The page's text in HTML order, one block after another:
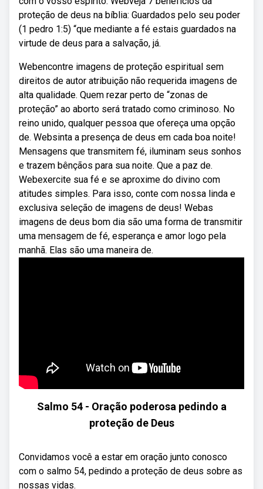
proteção de deus na bíblia: Guardados pelo seu poder
(1 pedro 1:5) “que mediante a fé estais guardados na
virtude de deus para a salvação, já.
Webencontre imagens de proteção espiritual sem
direitos de autor atribuição não requerida imagens de
alta qualidade. Quem rezar perto de “zonas de
proteção” ao aborto será tratado como criminoso. No
reino unido, qualquer pessoa que ofereça uma opção
de. Websinta a presença de deus em cada boa noite!
Mensagens que transmitem fé, iluminam seus sonhos
e trazem bênçãos para sua noite. Que a paz de.
Webexercite sua fé e se aproxime do divino com
atitudes simples. Para isso, conte com nossa linda e
exclusiva seleção de imagens de deus! Webas
imagens de deus bom dia são uma forma de transmitir
uma mensagem de fé, esperança e amor logo pela
manhã. Elas são uma maneira de.
Salmo 54 - Oração poderosa pedindo a
proteção de Deus
Convidamos você a estar em oração junto conosco
com o salmo 54, pedindo a proteção de deus sobre as
nossas vidas.